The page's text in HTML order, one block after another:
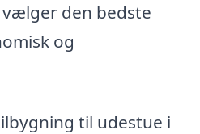
den bedste
og
til udestue i